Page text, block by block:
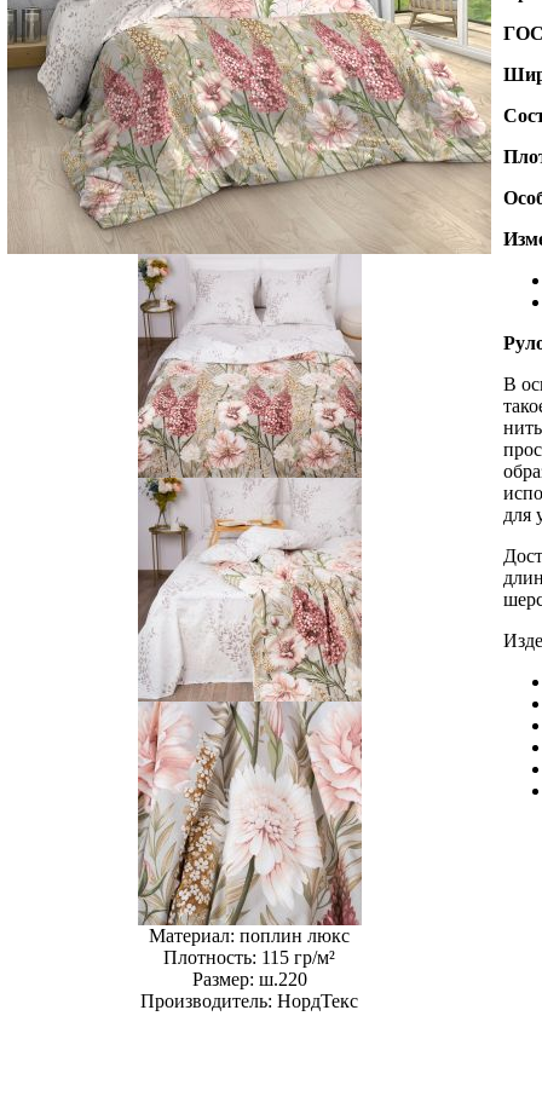
Материал: поплин люкс
Плотность: 115 гр/м²
Размер: ш.220
Производитель: НордТекс
В
для